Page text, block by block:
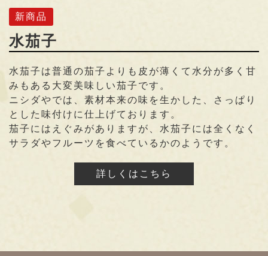
新商品
水茄子
水茄子は普通の茄子よりも皮が薄くて水分が多く甘
みもある大変美味しい茄子です。
ニシダやでは、素材本来の味を生かした、さっぱり
とした味付けに仕上げております。
茄子にはえぐみがありますが、水茄子には全くなく
サラダやフルーツを食べているかのようです。
詳しくはこちら